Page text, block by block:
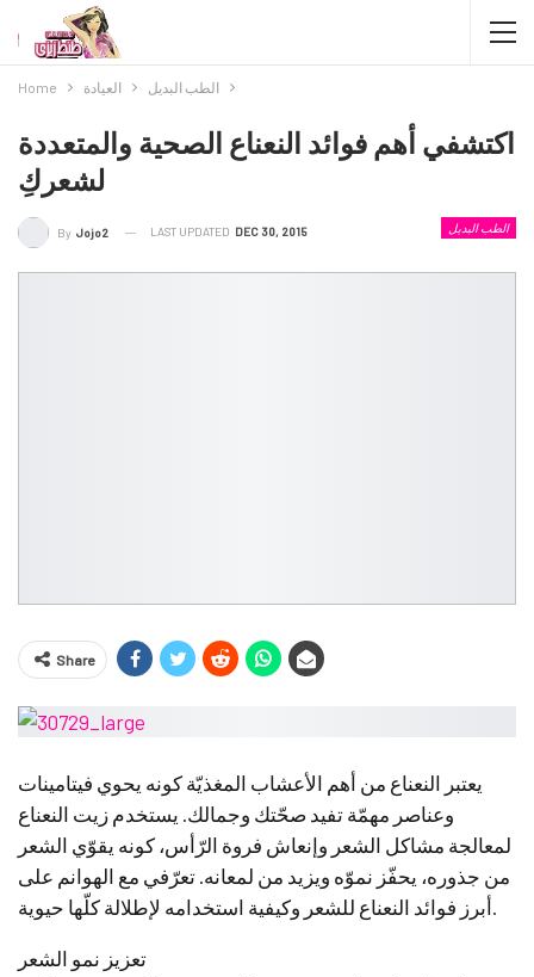
Home العيادة الطب البديل
اكتشفي أهم فوائد النعناع الصحية والمتعددة
لشعركِ
الطب البديل By Jojo2 LAST UPDATED DEC 30, 2015
Share
يعتبر النعناع من أهم الأعشاب المغذيّة كونه يحوي فيتامينات
وعناصر مهمّة تفيد صحّتك وجمالك. يستخدم زيت النعناع
لمعالجة مشاكل الشعر وإنعاش فروة الرّأس، كونه يقوّي الشعر
من جذوره، يحفّز نموّه ويزيد من لمعانه. تعرّفي مع الهوانم على
أبرز فوائد النعناع للشعر وكيفية استخدامه لإطلالة كلّها حيوية.
تعزيز نمو الشعر